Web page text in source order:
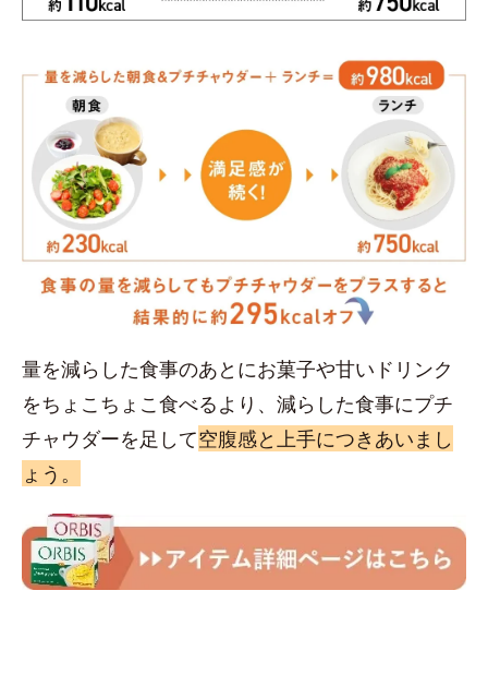
量を減らした食事のあとにお菓子や甘いドリンク
をちょこちょこ食べるより、減らした食事にプチ
チャウダーを足して空腹感と上手につきあいまし
ょう。